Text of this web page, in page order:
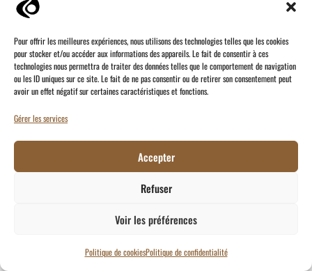
Pour offrir les meilleures expériences, nous utilisons des technologies telles que les cookies
pour stocker et/ou accéder aux informations des appareils. Le fait de consentir à ces
technologies nous permettra de traiter des données telles que le comportement de navigation
ou les ID uniques sur ce site. Le fait de ne pas consentir ou de retirer son consentement peut
avoir un effet négatif sur certaines caractéristiques et fonctions.
Gérer les services
Accepter
Refuser
Voir les préférences
Politique de cookiesPolitique de confidentialité
Vous souhaitez devenir Revendeur ?
Par ici !